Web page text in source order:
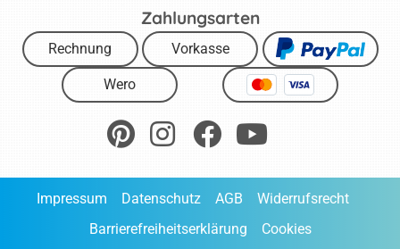
Zahlungsarten
Rechnung Vorkasse
Wero
Impressum Datenschutz AGB
Widerrufsrecht
Barrierefreiheitserklärung
Cookies